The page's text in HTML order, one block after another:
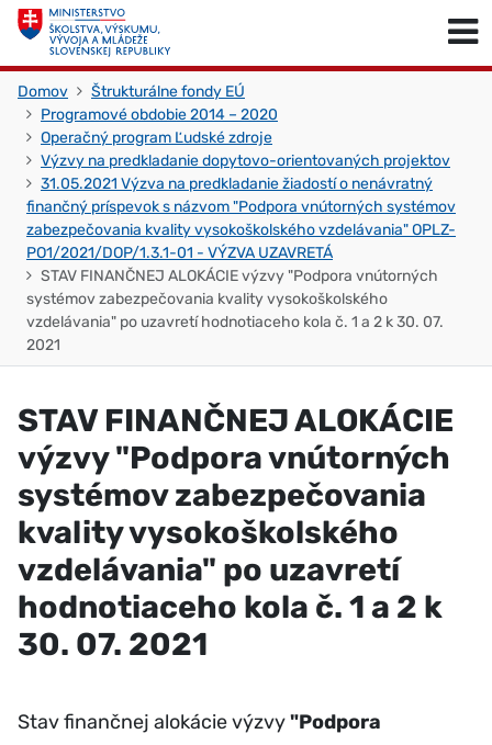
Skočiť na obsah
Domov
Štrukturálne fondy EÚ
Programové obdobie 2014 – 2020
Operačný program Ľudské zdroje
Výzvy na predkladanie dopytovo-orientovaných projektov
31.05.2021 Výzva na predkladanie žiadostí o nenávratný
finančný príspevok s názvom "Podpora vnútorných systémov
zabezpečovania kvality vysokoškolského vzdelávania" OPLZ-
PO1/2021/DOP/1.3.1-01 - VÝZVA UZAVRETÁ
STAV FINANČNEJ ALOKÁCIE výzvy "Podpora vnútorných
systémov zabezpečovania kvality vysokoškolského
vzdelávania" po uzavretí hodnotiaceho kola č. 1 a 2 k 30. 07.
2021
STAV FINANČNEJ ALOKÁCIE
výzvy "Podpora vnútorných
systémov zabezpečovania
kvality vysokoškolského
vzdelávania" po uzavretí
hodnotiaceho kola č. 1 a 2 k
30. 07. 2021
Stav finančnej alokácie výzvy"Podpora
Skočiť na začiatok stránky